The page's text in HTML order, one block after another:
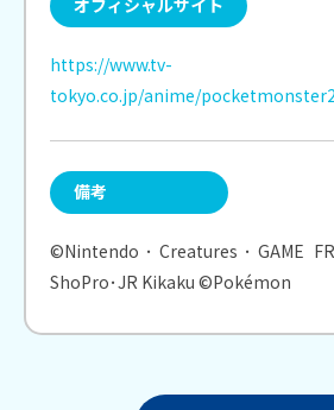
公式チャンネル
オフィシャルサイト
https://www.tv-
tokyo.co.jp/anime/
備考
©Nintendo･Creatures･GAME
ShoPro･JR Kikaku ©Pokémon